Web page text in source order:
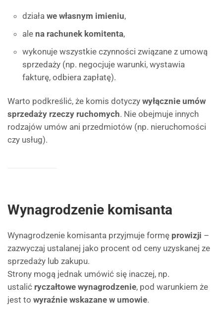
działa we własnym imieniu,
ale na rachunek komitenta,
wykonuje wszystkie czynności związane z umową
sprzedaży (np. negocjuje warunki, wystawia
fakturę, odbiera zapłatę).
Warto podkreślić, że komis dotyczy wyłącznie umów
sprzedaży rzeczy ruchomych. Nie obejmuje innych
rodzajów umów ani przedmiotów (np. nieruchomości
czy usług).
Wynagrodzenie komisanta
Wynagrodzenie komisanta przyjmuje formę prowizji –
zazwyczaj ustalanej jako procent od ceny uzyskanej ze
sprzedaży lub zakupu.
Strony mogą jednak umówić się inaczej, np.
ustalić ryczałtowe wynagrodzenie, pod warunkiem że
jest to wyraźnie wskazane w umowie.